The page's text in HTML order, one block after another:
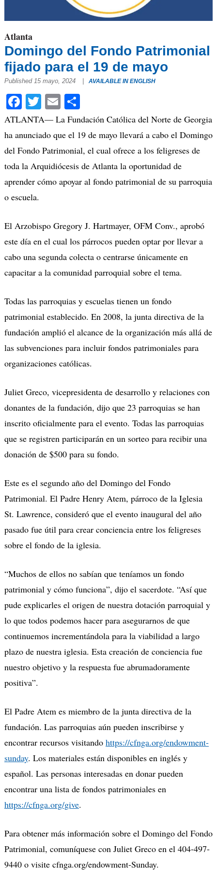
Atlanta
Domingo del Fondo Patrimonial
fijado para el 19 de mayo
Published 15 mayo, 2024 AVAILABLE IN ENGLISH
Facebook
Twitter
EmailCompartir
ATLANTA— La Fundación Católica del Norte de Georgia
ha anunciado que el 19 de mayo llevará a cabo el Domingo
del Fondo Patrimonial, el cual ofrece a los feligreses de
toda la Arquidiócesis de Atlanta la oportunidad de
aprender cómo apoyar al fondo patrimonial de su parroquia
o escuela.
El Arzobispo Gregory J. Hartmayer, OFM Conv., aprobó
este día en el cual los párrocos pueden optar por llevar a
cabo una segunda colecta o centrarse únicamente en
capacitar a la comunidad parroquial sobre el tema.
Todas las parroquias y escuelas tienen un fondo
patrimonial establecido. En 2008, la junta directiva de la
fundación amplió el alcance de la organización más allá de
las subvenciones para incluir fondos patrimoniales para
organizaciones católicas.
Juliet Greco, vicepresidenta de desarrollo y relaciones con
donantes de la fundación, dijo que 23 parroquias se han
inscrito oficialmente para el evento. Todas las parroquias
que se registren participarán en un sorteo para recibir una
donación de $500 para su fondo.
Este es el segundo año del Domingo del Fondo
Patrimonial. El Padre Henry Atem, párroco de la Iglesia
St. Lawrence, consideró que el evento inaugural del año
pasado fue útil para crear conciencia entre los feligreses
sobre el fondo de la iglesia.
“Muchos de ellos no sabían que teníamos un fondo
patrimonial y cómo funciona”, dijo el sacerdote. “Así que
pude explicarles el origen de nuestra dotación parroquial y
lo que todos podemos hacer para asegurarnos de que
continuemos incrementándola para la viabilidad a largo
plazo de nuestra iglesia. Esta creación de conciencia fue
nuestro objetivo y la respuesta fue abrumadoramente
positiva”.
El Padre Atem es miembro de la junta directiva de la
fundación. Las parroquias aún pueden inscribirse y
encontrar recursos visitando https://cfnga.org/endowment-
sunday. Los materiales están disponibles en inglés y
español. Las personas interesadas en donar pueden
encontrar una lista de fondos patrimoniales en
https://cfnga.org/give.
Para obtener más información sobre el Domingo del Fondo
Patrimonial, comuníquese con Juliet Greco en el 404-497-
9440 o visite cfnga.org/endowment-Sunday.